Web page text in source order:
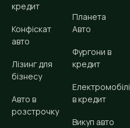
кредит
Конфіскат
авто
Лізинг для
бізнесу
Авто в
розстрочку
Планета
Авто
Фургони в
кредит
Електромобілі
в кредит
Викуп авто